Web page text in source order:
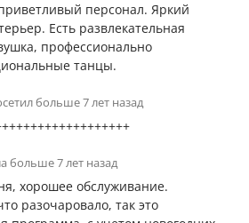
персонал. Яркий
Есть развлекательная
профессионально
танцы.
больше 7 лет назад
больше 7 лет назад
хорошее обслуживание.
разочаровало, так это